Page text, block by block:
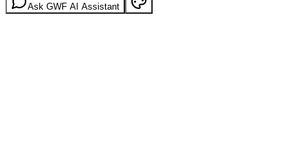
Ask GWF AI Assistant